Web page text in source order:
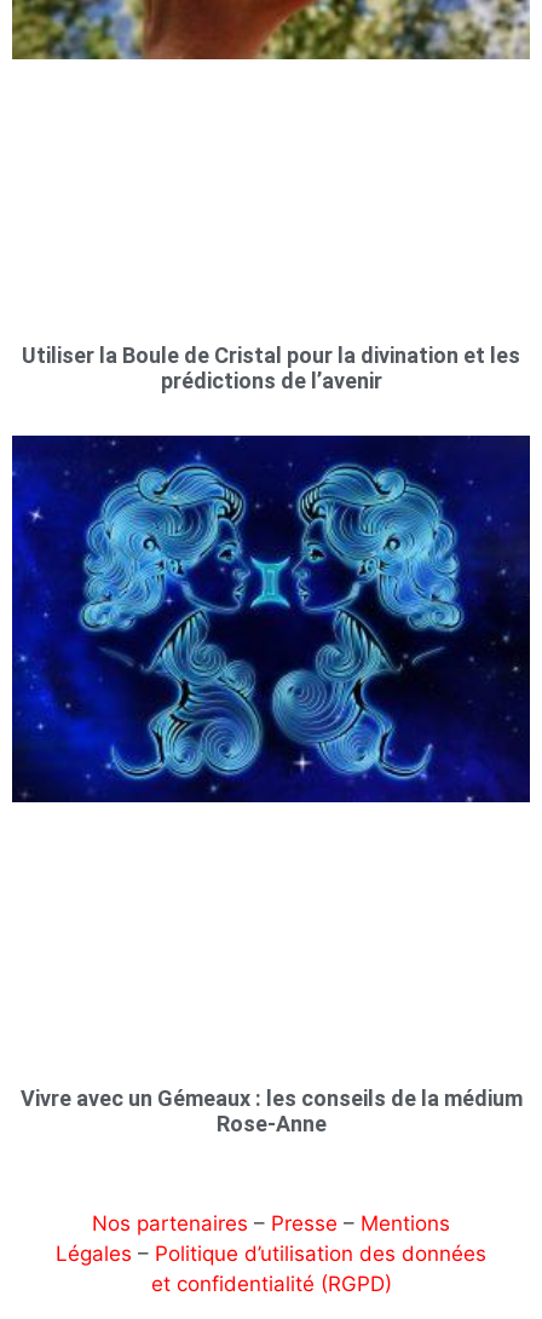
Utiliser la Boule de Cristal pour la divination et les
prédictions de l’avenir
Vivre avec un Gémeaux : les conseils de la médium
Rose-Anne
Nos partenaires – Presse – Mentions
Légales – Politique d’utilisation des données
et confidentialité (RGPD)